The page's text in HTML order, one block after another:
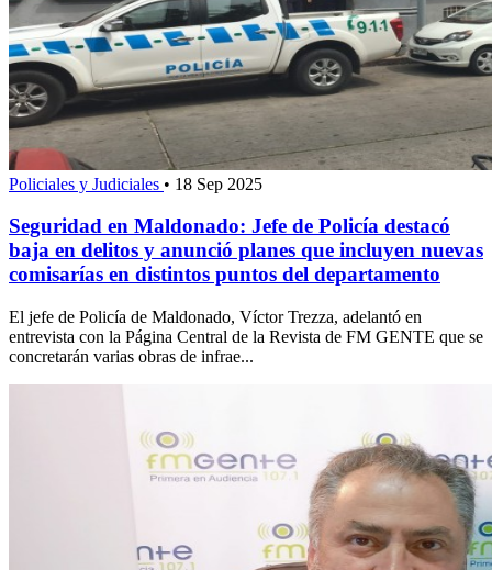
Policiales y Judiciales • 18 Sep 2025
Seguridad en Maldonado: Jefe de Policía destacó
baja en delitos y anunció planes que incluyen nuevas
comisarías en distintos puntos del departamento
El jefe de Policía de Maldonado, Víctor Trezza, adelantó en
entrevista con la Página Central de la Revista de FM GENTE que se
concretarán varias obras de infrae...